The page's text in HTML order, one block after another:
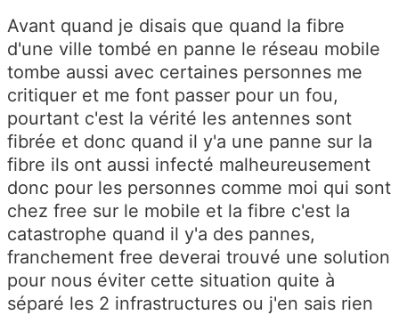
Avant quand je disais que quand la fibre
d'une ville tombé en panne le réseau mobile
tombe aussi avec certaines personnes me
critiquer et me font passer pour un fou,
pourtant c'est la vérité les antennes sont
fibrée et donc quand il y'a une panne sur la
fibre ils ont aussi infecté malheureusement
donc pour les personnes comme moi qui sont
chez free sur le mobile et la fibre c'est la
catastrophe quand il y'a des pannes,
franchement free deverai trouvé une solution
pour nous éviter cette situation quite à
séparé les 2 infrastructures ou j'en sais rien